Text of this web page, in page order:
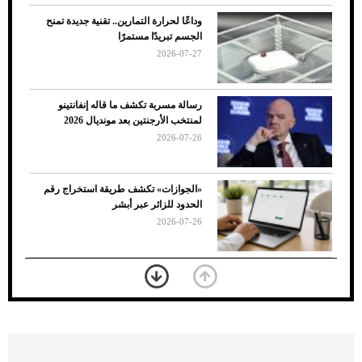
7 نصائح لاختيار لون البنطلون المناسب للقميص
الأسود
وداعًا لحرارة التمارين.. تقنية جديدة تمنح
الجسم تبريدًا مستمرًا
2026-07-27
رسالة مسربة تكشف ما قاله إنفانتينو
لمنتخب الأرجنتين بعد مونديال 2026
2026-07-26
«الجوازات» تكشف طريقة استخراج رقم
الحدود للزائر عبر أبشر
2026-07-26
بعد 7 أشهر من تعرضه لحادث مروع.. جوشوا
يفوز على برينغا بـ"الضربة القاضية" (فيديو)